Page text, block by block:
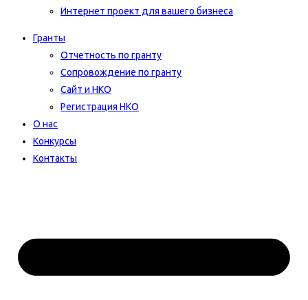
Интернет проект для вашего бизнеса​
Гранты
Отчетность по гранту
Сопровождение по гранту
Сайт и НКО
Регистрация НКО
О нас
Конкурсы
Контакты